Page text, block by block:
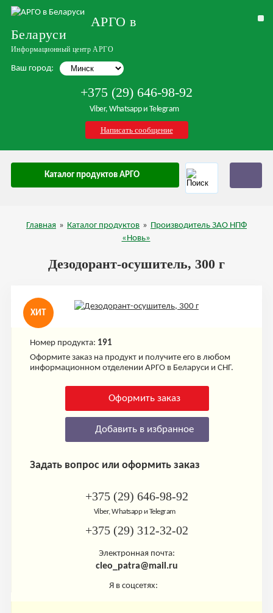
АРГО в
Беларуси
Информационный центр АРГО
Ваш город:
+375 (29) 646-98-92
Viber, Whatsapp и Telegram
Написать сообщение
Каталог продуктов АРГО
Главная » Каталог продуктов » Производитель ЗАО НПФ
«Новь»
Дезодорант-осушитель, 300 г
ХИТ
Номер продукта: 191
Оформите заказ на продукт и получите его в любом
информационном отделении АРГО в Беларуси и СНГ.
Оформить заказ
Добавить в избранное
Задать вопрос или оформить заказ
+375 (29) 646-98-92
Viber, Whatsapp и Telegram
+375 (29) 312-32-02
Электронная почта:
cleo_patra@mail.ru
Я в соцсетях: